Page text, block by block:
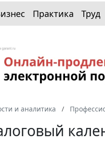
Практика Труд
и аналитика